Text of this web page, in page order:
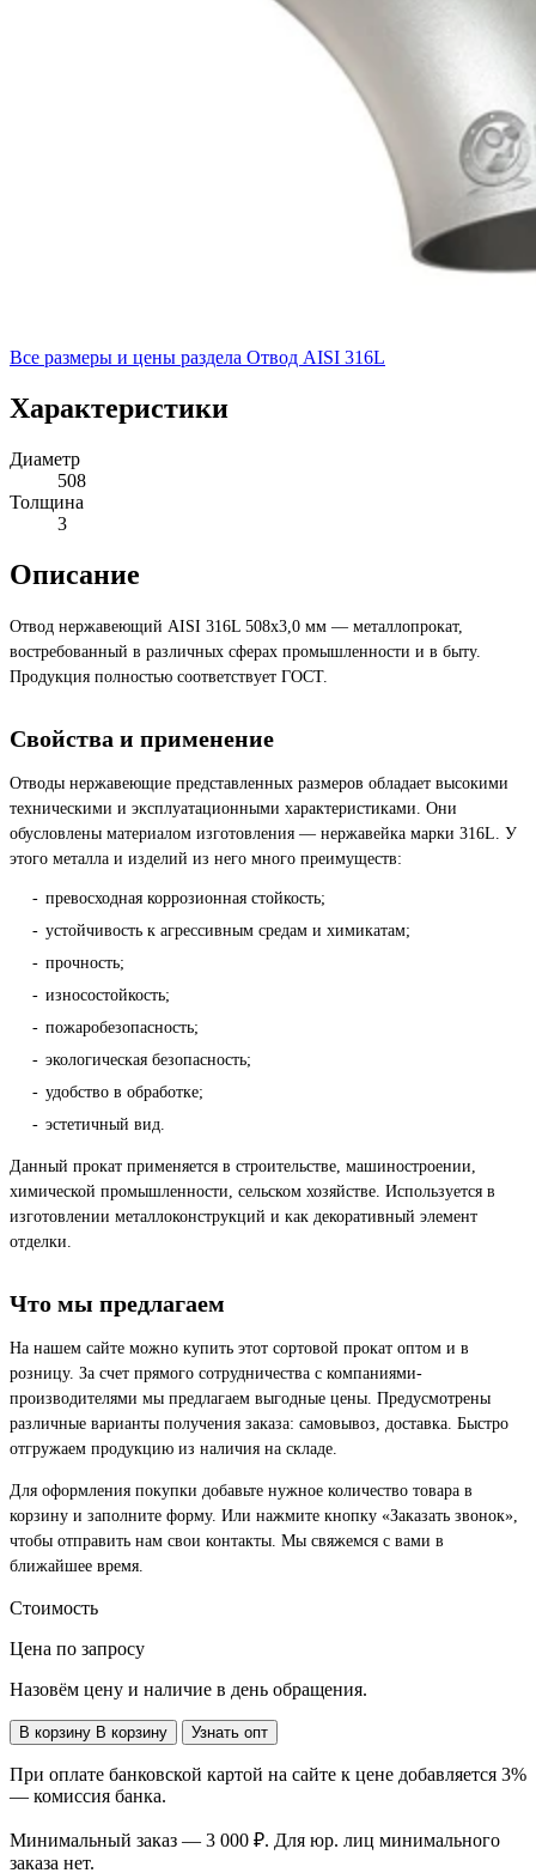
Все размеры и цены раздела Отвод AISI 316L
Характеристики
Диаметр
508
Толщина
3
Описание
Отвод нержавеющий AISI 316L 508х3,0 мм — металлопрокат,
востребованный в различных сферах промышленности и в быту.
Продукция полностью соответствует ГОСТ.
Свойства и применение
Отводы нержавеющие представленных размеров обладает высокими
техническими и эксплуатационными характеристиками. Они
обусловлены материалом изготовления — нержавейка марки 316L. У
этого металла и изделий из него много преимуществ:
превосходная коррозионная стойкость;
устойчивость к агрессивным средам и химикатам;
прочность;
износостойкость;
пожаробезопасность;
экологическая безопасность;
удобство в обработке;
эстетичный вид.
Данный прокат применяется в строительстве, машиностроении,
химической промышленности, сельском хозяйстве. Используется в
изготовлении металлоконструкций и как декоративный элемент
отделки.
Что мы предлагаем
На нашем сайте можно купить этот сортовой прокат оптом и в
розницу. За счет прямого сотрудничества с компаниями-
производителями мы предлагаем выгодные цены. Предусмотрены
различные варианты получения заказа: самовывоз, доставка. Быстро
отгружаем продукцию из наличия на складе.
Для оформления покупки добавьте нужное количество товара в
корзину и заполните форму. Или нажмите кнопку «Заказать звонок»,
чтобы отправить нам свои контакты. Мы свяжемся с вами в
ближайшее время.
Стоимость
Цена по запросу
Назовём цену и наличие в день обращения.
В корзину В корзину Узнать опт
При оплате банковской картой на сайте к цене добавляется 3%
— комиссия банка.
Минимальный заказ — 3 000 ₽. Для юр. лиц минимального
заказа нет.